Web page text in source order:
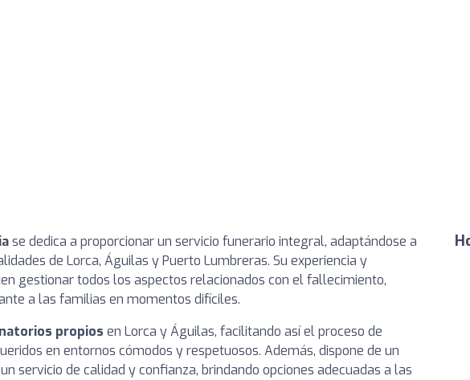
se dedica a proporcionar un servicio funerario integral, adaptándose a
de Lorca, Águilas y Puerto Lumbreras. Su experiencia y
gestionar todos los aspectos relacionados con el fallecimiento,
a las familias en momentos difíciles.
propios en Lorca y Águilas, facilitando así el proceso de
en entornos cómodos y respetuosos. Además, dispone de un
servicio de calidad y confianza, brindando opciones adecuadas a las